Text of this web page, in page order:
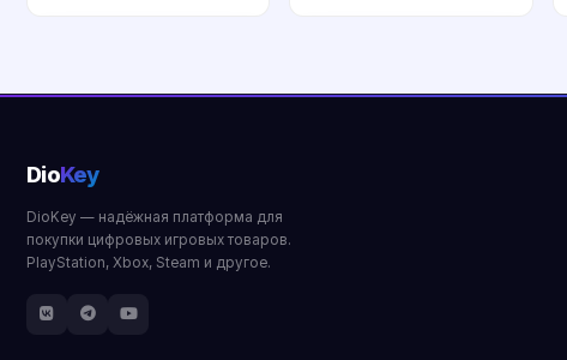
DioKey
DioKey — надёжная платформа для
покупки цифровых игровых товаров.
PlayStation, Xbox, Steam и другое.